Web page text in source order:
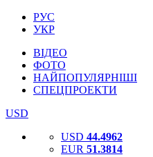
РУС
УКР
ВІДЕО
ФОТО
НАЙПОПУЛЯРНІШІ
СПЕЦПРОЕКТИ
USD
USD 44.4962
EUR 51.3814